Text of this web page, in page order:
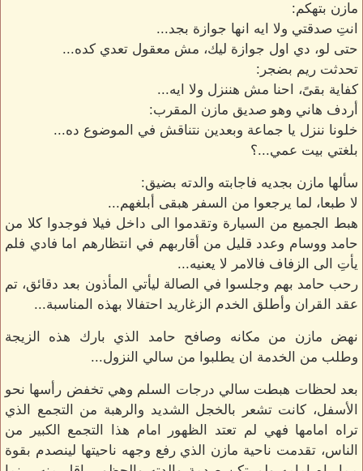
مازن بتهكم:
انتِ صدقتي ولا ايه انها جوازة بجد...
حتى لو، دي اول جوازة ليك، مش معقول تعدي كده...
تحدثت ريم بضجر:
كفاية بقىً، احنا مش هننزل ولا ايه...
أردف هاني وهو صديق مازن المقرب:
خلونا ننزل يا جماعة وبعدين نتناقش في الموضوع ده...
بلغتي بيت عمي...؟
سألها مازن بجديه فاجابته والدته بضيق:
لا طبعا، لما يرجعوا من السفر هبقى أبلغهم...
هبط الجميع من السيارة وتقدموا الى داخل فيلا فوجدوا كلا من
حامد ووسام وعدد قليل من أقاربهم في انتظارهم اما فادي فلم
يأتِ الى الزفاف فالامر لا يعنيه...
رحب حامد بهم وجلسوا في الصالة ليأتي المأذون بعد دقائق، تم
عقد القران وأطلق الخدم الزغاريد احتفالا بهذه المناسبة...
نهض مازن من مكانه وصافح حامد الذي بارك هذه الزيجة
وطلب من الخدمة ان يطلبوا من سالي النزول...
بعد لحظات هبطت سالي درجات السلم وهي تخفض رأسها نحو
الأسفل، كانت تشعر بالخجل الشديد والرهبة من التجمع الذي
تراه امامها فهي لم تعتد الظهور امام هذا التجمع الكبير من
الناس، تقدمت ناحية مازن الذي رفع وجهه ناحيتها لينصدم بقوة